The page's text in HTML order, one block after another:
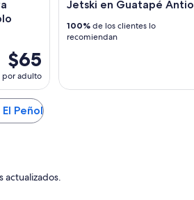
$65
por adulto
Jetski en Guatapé
100% de los clientes lo
recomiendan
Peñol
actualizados.